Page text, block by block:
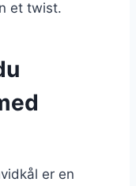
et twist.
er en